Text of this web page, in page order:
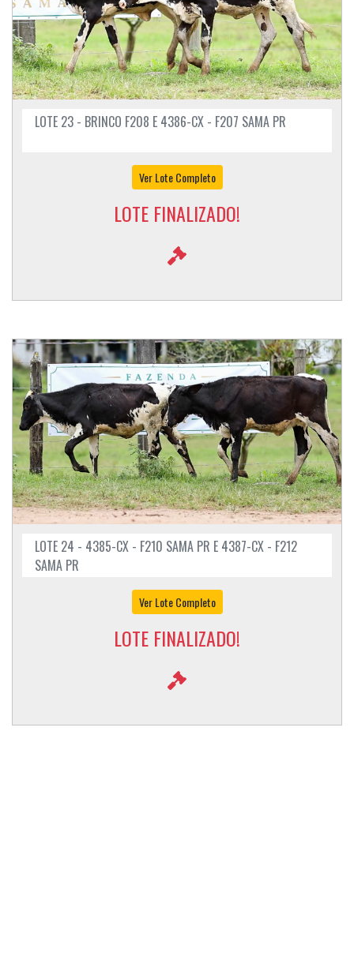
LOTE 23 - BRINCO F208 E 4386-CX - F207 SAMA PR
Ver Lote Completo
LOTE FINALIZADO!
LOTE 24 - 4385-CX - F210 SAMA PR E 4387-CX - F212
SAMA PR
Ver Lote Completo
LOTE FINALIZADO!